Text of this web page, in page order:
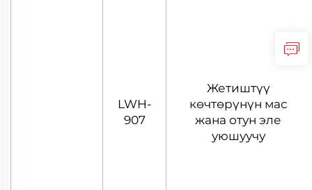
LWH-
907
Жетиштүү
көчтөрүнүн мас
жана отун эле
уюшуучу